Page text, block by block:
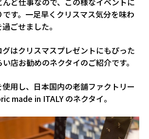
す。一足早くクリスマス気分を味わ
ごせました。
はクリスマスプレゼントにもぴった
店お勧めのネクタイのご紹介です。
用し、日本国内の老舗ファクトリー
made in ITALY のネクタイ。